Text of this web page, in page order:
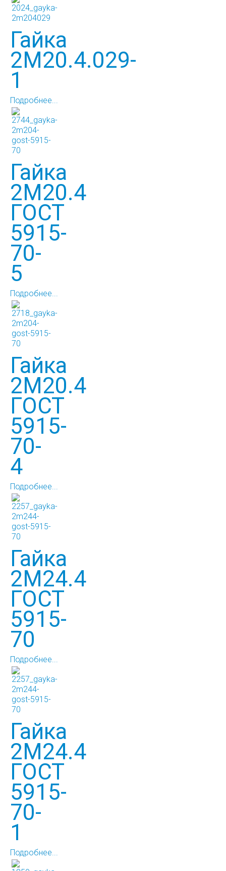
Гайка
2М20.4.029-
1
Подробнее...
Гайка
2М20.4
ГОСТ
5915-
70-
5
Подробнее...
Гайка
2М20.4
ГОСТ
5915-
70-
4
Подробнее...
Гайка
2М24.4
ГОСТ
5915-
70
Подробнее...
Гайка
2М24.4
ГОСТ
5915-
70-
1
Подробнее...